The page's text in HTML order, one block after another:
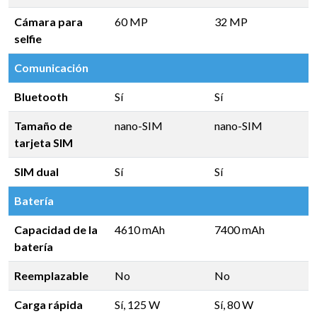
Cámara para
selfie
60 MP 32 MP
Comunicación
Bluetooth Sí Sí
Tamaño de
tarjeta SIM
nano-SIM nano-SIM
SIM dual Sí Sí
Batería
Capacidad de la
batería
4610 mAh 7400 mAh
Reemplazable No No
Carga rápida
Sí, 125 W Sí, 80 W